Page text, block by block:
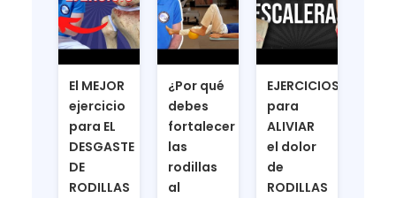
El MEJOR
ejercicio
para EL
DESGASTE
DE
RODILLAS
¿Por qué
debes
fortalecer
las
rodillas
al
EJERCICIOS
para
ALIVIAR
el dolor
de
RODILLAS